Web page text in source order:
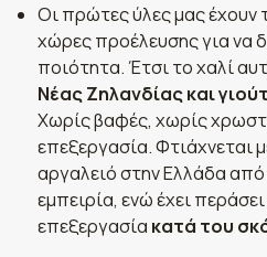
Οι πρώτες ύλες μας έχουν
χώρες προέλευσης για να
ποιότητα. Έτσι το χαλί
Νέας Ζηλανδίας και
Χωρίς βαφές, χωρίς
επεξεργασία. Φτιάχνεται
αργαλειό στην Ελλάδα από
εμπειρία, ενώ έχει
επεξεργασία κατά του